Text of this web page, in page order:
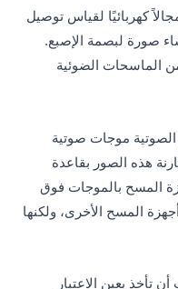
كهربائيًا لقياس توصيل
صورة لبصمة الإصبع.
الماسحات الضوئية
موجات صوتية
هذه الصور بقاعدة
المسح بالموجات فوق
المسح الأخرى، ولكنها
تأخذ بعين الاعتبار